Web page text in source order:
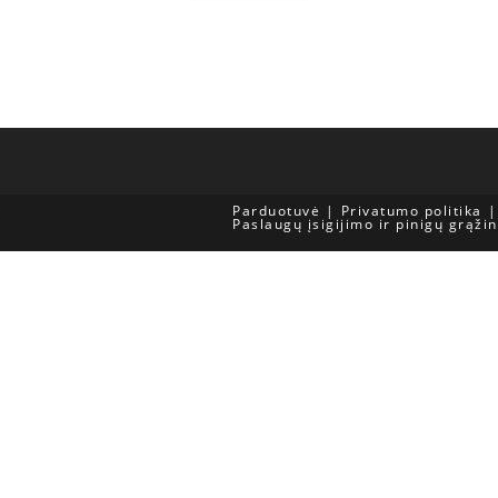
Parduotuvė Privatumo politika
Paslaugų įsigijimo ir pinigų